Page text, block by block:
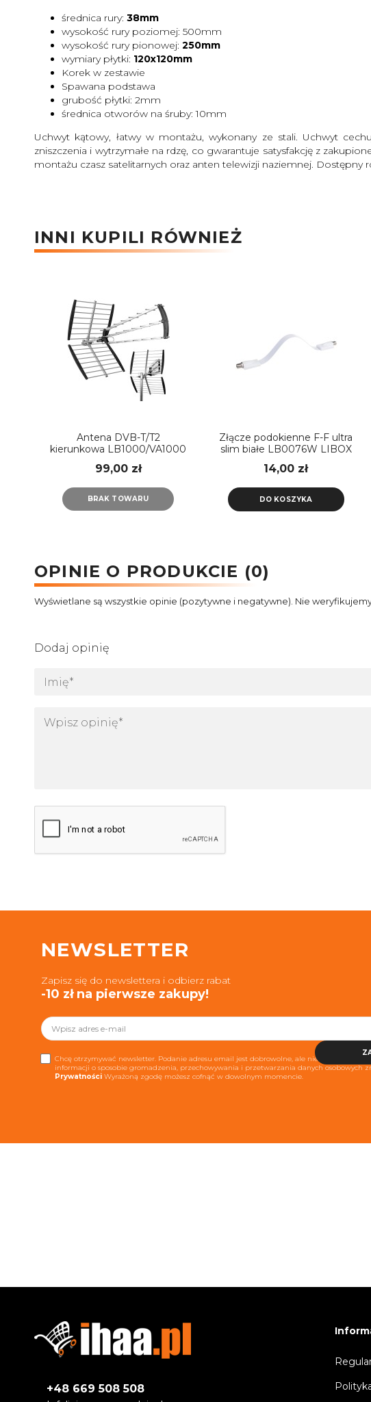
średnica rury: 38mm
wysokość rury poziomej: 500mm
wysokość rury pionowej: 250mm
wymiary płytki: 120x120mm
Korek w zestawie
Spawana podstawa
grubość płytki: 2mm
średnica otworów na śruby: 10mm
Uchwyt kątowy, łatwy w montażu, wykonany ze stali. Uchwyt
zniszczenia i wytrzymałe na rdzę, co gwarantuje satysfakcję z
montażu czasz satelitarnych oraz anten telewizji naziemnej. Dostępny
INNI KUPILI RÓWNIEŻ
Antena DVB-T/T2
kierunkowa LB1000/VA1000
99,00 zł
BRAK TOWARU
Złącze podokienne F-F ultra
slim białe LB0076W LIBOX
14,00 zł
DO KOSZYKA
OPINIE O PRODUKCIE (0)
Wyświetlane są wszystkie opinie (pozytywne i negatywne). Nie
Dodaj opinię
NEWSLETTER
Zapisz się do newslettera i odbierz rabat
-10 zł na pierwsze zakupy!
Chcę otrzymywać newsletter. Podanie adresu email jest dobrowolne, ale niezbędne do
informacji o sposobie gromadzenia, przechowywania i przetwarzania danych osobowych
Prywatności Wyrażoną zgodę możesz cofnąć w dowolnym momencie.
+48 669 508 508